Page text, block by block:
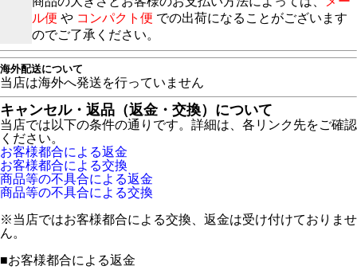
ル便 や コンパクト便 での出荷になることがございます
のでご了承ください。
海外配送について
当店は海外へ発送を行っていません
キャンセル・返品（返金・交換）について
当店では以下の条件の通りです。詳細は、各リンク先をご確認
ください。
お客様都合による返金
お客様都合による交換
商品等の不具合による返金
商品等の不具合による交換
※当店ではお客様都合による交換、返金は受け付けておりませ
ん。
■お客様都合による返金